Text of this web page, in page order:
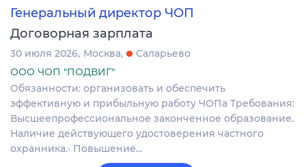
Генеральный директор ЧОП
Договорная зарплата
30 июля 2026 Москва
Саларьево
ООО ЧОП "ПОДВИГ"
Обязанности: организовать и обеспечить
эффективную и прибыльную работу ЧОПа Требования:
Высшеепрофессиональное законченное образование.
Наличие действующего удостоверения частного
охранника.· Повышение…